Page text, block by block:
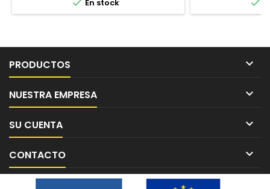
 En stock 
PRODUCTOS 
NUESTRA EMPRESA 
SU CUENTA 
CONTACTO 